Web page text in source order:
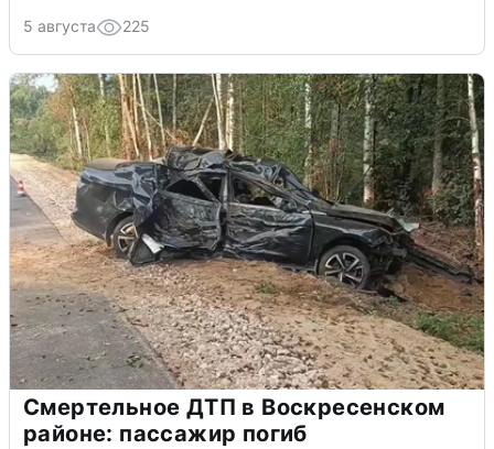
5 августа 225
Смертельное ДТП в Воскресенском
районе: пассажир погиб